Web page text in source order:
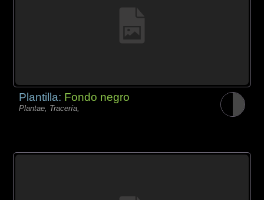
Plantilla: Fondo negro
Plantae, Tracería,